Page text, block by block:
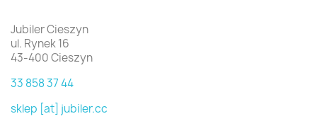
Jubiler Cieszyn
ul. Rynek 16
43-400 Cieszyn
33 858 37 44
sklep [at] jubiler.cc